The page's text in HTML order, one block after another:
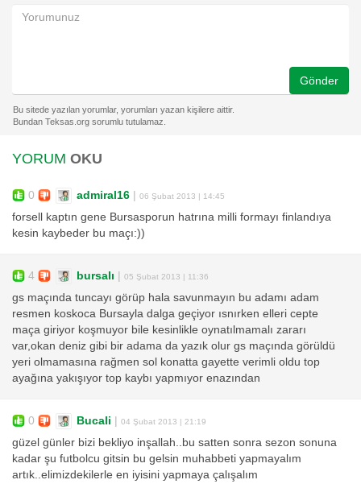
Gönder
YORUM OKU
0 admiral16 | 06 Şubat 2013 | 14:45
forsell kaptın gene Bursasporun hatrına milli formayı finlandıya
kesin kaybeder bu maçı:))
4 bursalı | 05 Şubat 2013 | 11:36
gs maçında tuncayı görüp hala savunmayın bu adamı adam
resmen koskoca Bursayla dalga geçiyor ısnırken elleri cepte
maça giriyor koşmuyor bile kesinlikle oynatılmamalı zararı
var,okan deniz gibi bir adama da yazık olur gs maçında görüldü
yeri olmamasına rağmen sol konatta gayette verimli oldu top
ayağına yakışıyor top kaybı yapmıyor enazından
0 Bucali | 04 Şubat 2013 | 21:19
güzel günler bizi bekliyo inşallah..bu satten sonra sezon sonuna
kadar şu futbolcu gitsin bu gelsin muhabbeti yapmayalım
artık..elimizdekilerle en iyisini yapmaya çalışalım